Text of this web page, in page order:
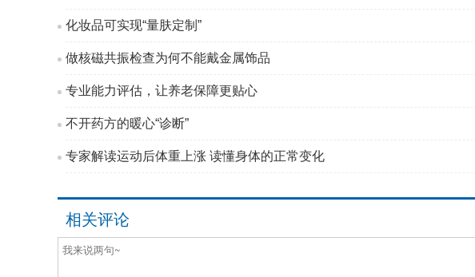
化妆品可实现“量肤定制”
做核磁共振检查为何不能戴金属饰品
专业能力评估，让养老保障更贴心
不开药方的暖心“诊断”
专家解读运动后体重上涨 读懂身体的正常变化
相关评论